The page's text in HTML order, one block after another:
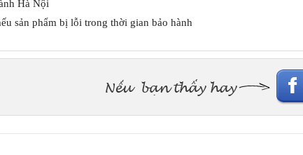
Hà Nội
sản phẩm bị lỗi trong thời gian bảo hành